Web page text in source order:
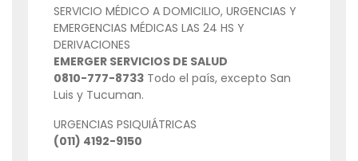
SERVICIO MÉDICO A DOMICILIO, URGENCIAS Y
EMERGENCIAS MÉDICAS LAS 24 HS Y
DERIVACIONES
EMERGER SERVICIOS DE SALUD
0810-777-8733 Todo el país, excepto San
Luis y Tucuman.
URGENCIAS PSIQUIÁTRICAS
(011) 4192-9150